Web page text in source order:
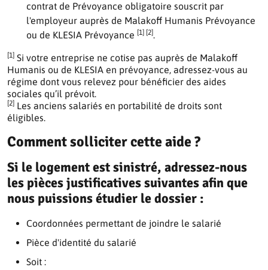
contrat de Prévoyance obligatoire souscrit par
l'employeur auprès de Malakoff Humanis Prévoyance
ou de KLESIA Prévoyance [1] [2].
[1] Si votre entreprise ne cotise pas auprès de Malakoff
Humanis ou de KLESIA en prévoyance, adressez-vous au
régime dont vous relevez pour bénéficier des aides
sociales qu’il prévoit.
[2] Les anciens salariés en portabilité de droits sont
éligibles.
Comment solliciter cette aide ?
Si le logement est sinistré, adressez-nous
les pièces justificatives suivantes afin que
nous puissions étudier le dossier :
Coordonnées permettant de joindre le salarié
Pièce d'identité du salarié
Soit :